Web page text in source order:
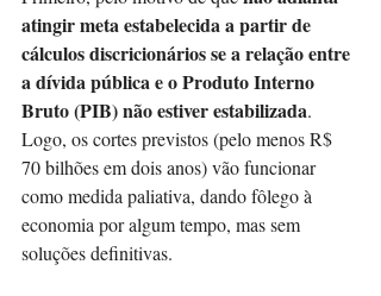
atingir meta estabelecida a partir de
cálculos discricionários se a relação entre
a dívida pública e o Produto Interno
Bruto (PIB) não estiver estabilizada.
Logo, os cortes previstos (pelo menos R$
70 bilhões em dois anos) vão funcionar
como medida paliativa, dando fôlego à
economia por algum tempo, mas sem
soluções definitivas.